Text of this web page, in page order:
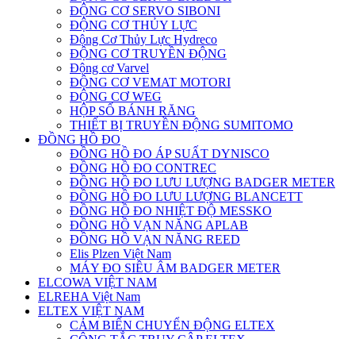
ĐỘNG CƠ SERVO SIBONI
ĐỘNG CƠ THỦY LỰC
Động Cơ Thủy Lực Hydreco
ĐỘNG CƠ TRUYỀN ĐỘNG
Động cơ Varvel
ĐỘNG CƠ VEMAT MOTORI
ĐỘNG CƠ WEG
HỘP SỐ BÁNH RĂNG
THIẾT BỊ TRUYỀN ĐỘNG SUMITOMO
ĐỒNG HỒ ĐO
ĐỒNG HỒ ĐO ÁP SUẤT DYNISCO
ĐỒNG HỒ ĐO CONTREC
ĐỒNG HỒ ĐO LƯU LƯỢNG BADGER METER
ĐỒNG HỒ ĐO LƯU LƯỢNG BLANCETT
ĐỒNG HỒ ĐO NHIỆT ĐỘ MESSKO
ĐỒNG HỒ VẠN NĂNG APLAB
ĐỒNG HỒ VẠN NĂNG REED
Elis Plzen Việt Nam
MÁY ĐO SIÊU ÂM BADGER METER
ELCOWA VIỆT NAM
ELREHA Việt Nam
ELTEX VIỆT NAM
CẢM BIẾN CHUYỂN ĐỘNG ELTEX